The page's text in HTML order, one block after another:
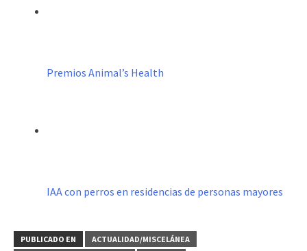
Premios Animal’s Health
IAA con perros en residencias de personas mayores
PUBLICADO EN ACTUALIDAD/MISCELÁNEA